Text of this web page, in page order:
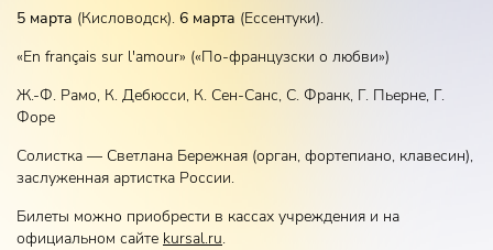
5 марта (Кисловодск). 6 марта (Ессентуки).
«En français sur l'amour» («По-французски о любви»)
Ж.-Ф. Рамо, К. Дебюсси, К. Сен-Санс, С. Франк, Г. Пьерне, Г.
Форе
Солистка — Светлана Бережная (орган, фортепиано, клавесин),
заслуженная артистка России.
Билеты можно приобрести в кассах учреждения и на
официальном сайте kursal.ru.